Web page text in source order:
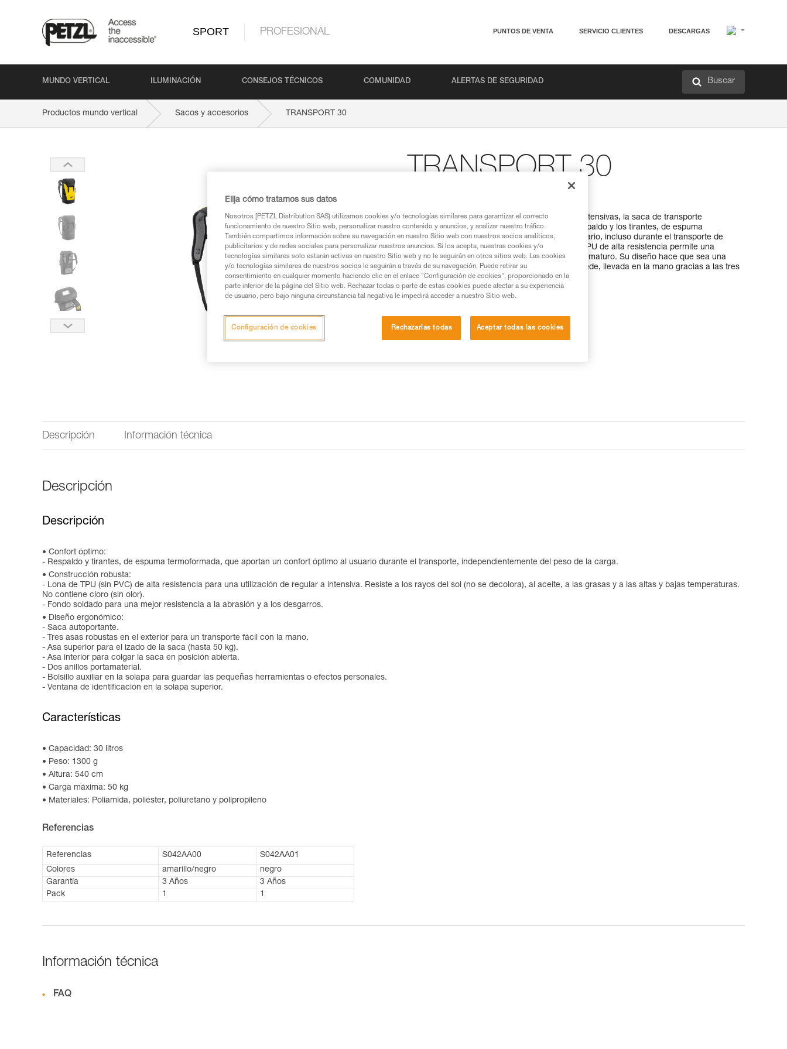
SPORT PROFESIONAL PUNTOS DE VENTA SERVICIO CLIENTES DESCARGAS
MUNDO VERTICAL ILUMINACIÓN CONSEJOS TÉCNICOS COMUNIDAD ALERTAS DE SEGURIDAD Buscar
Productos mundo vertical Sacos y accesorios TRANSPORT 30
TRANSPORT 30
Diseñada para las utilizaciones de regulares a intensivas, la saca de transporte
TRANSPORT 30 es confortable y robusta. El respaldo y los tirantes, de espuma
termoformada, aportan un confort óptimo al usuario, incluso durante el transporte de
cargas pesadas. Su construcción con lona de TPU de alta resistencia permite una
utilización intensiva, sin temer a un desgaste prematuro. Su diseño hace que sea una
saca práctica, autoportante, que también se puede, llevada en la mano gracias a las tres
asas robustas, izar y colgar en posición abierta.
Descripción Información técnica
Descripción
Descripción
Confort óptimo:
- Respaldo y tirantes, de espuma termoformada, que aportan un confort óptimo al usuario durante el transporte, independientemente del peso de la carga.
Construcción robusta:
- Lona de TPU (sin PVC) de alta resistencia para una utilización de regular a intensiva. Resiste a los rayos del sol (no se decolora), al aceite, a las grasas y a las altas y bajas temperaturas.
No contiene cloro (sin olor).
- Fondo soldado para una mejor resistencia a la abrasión y a los desgarros.
Diseño ergonómico:
- Saca autoportante.
- Tres asas robustas en el exterior para un transporte fácil con la mano.
- Asa superior para el izado de la saca (hasta 50 kg).
- Asa interior para colgar la saca en posición abierta.
- Dos anillos portamaterial.
- Bolsillo auxiliar en la solapa para guardar las pequeñas herramientas o efectos personales.
- Ventana de identificación en la solapa superior.
Características
Capacidad: 30 litros
Peso: 1300 g
Altura: 540 cm
Carga máxima: 50 kg
Materiales: Poliamida, poliéster, poliuretano y polipropileno
Referencias
Referencias S042AA00
S042AA01
Colores
amarillo/negro
negro
Garantía
3 Años
3 Años
Pack
1 1
Información técnica
FAQ
Elija cómo tratamos sus datos
Nosotros [PETZL Distribution SAS) utilizamos cookies y/o tecnologías similares para garantizar el correcto
funcionamiento de nuestro Sitio web, personalizar nuestro contenido y anuncios, y analizar nuestro tráfico.
También compartimos información sobre su navegación en nuestro Sitio web con nuestros socios analíticos,
publicitarios y de redes sociales para personalizar nuestros anuncios. Si los acepta, nuestras cookies y/o
tecnologías similares solo estarán activas en nuestro Sitio web y no le seguirán en otros sitios web. Las cookies
y/o tecnologías similares de nuestros socios le seguirán a través de su navegación. Puede retirar su
consentimiento en cualquier momento haciendo clic en el enlace "Configuración de cookies", proporcionado en la
parte inferior de la página del Sitio web. Rechazar todas o parte de estas cookies puede afectar a su experiencia
de usuario, pero bajo ninguna circunstancia tal negativa le impedirá acceder a nuestro Sitio web.
Rechazarlas todas Aceptar todas las cookies
Configuración de cookies